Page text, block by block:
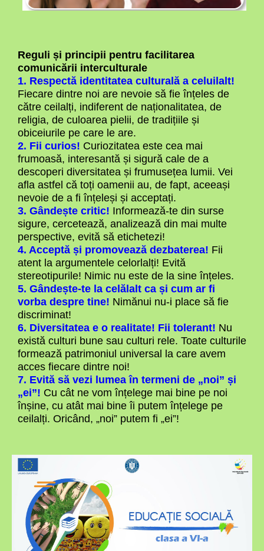
Reguli și principii pentru facilitarea
comunicării interculturale
1. Respectă identitatea culturală a celuilalt!
Fiecare dintre noi are nevoie să fie înțeles de
către ceilalți, indiferent de naționalitatea, de
religia, de culoarea pielii, de tradițiile și
obiceiurile pe care le are.
2. Fii curios! Curiozitatea este cea mai
frumoasă, interesantă și sigură cale de a
descoperi diversitatea și frumusețea lumii. Vei
afla astfel că toți oamenii au, de fapt, aceeași
nevoie de a fi înțeleși și acceptați.
3. Gândește critic! Informează-te din surse
sigure, cercetează, analizează din mai multe
perspective, evită să etichetezi!
4. Acceptă și promovează dezbaterea! Fii
atent la argumentele celorlalți! Evită
stereotipurile! Nimic nu este de la sine înțeles.
5. Gândește-te la celălalt ca și cum ar fi
vorba despre tine! Nimănui nu-i place să fie
discriminat!
6. Diversitatea e o realitate! Fii tolerant! Nu
există culturi bune sau culturi rele. Toate culturile
formează patrimoniul universal la care avem
acces fiecare dintre noi!
7. Evită să vezi lumea în termeni de „noi” și
„ei”! Cu cât ne vom înțelege mai bine pe noi
înșine, cu atât mai bine îi putem înțelege pe
ceilalți. Oricând, „noi” putem fi „ei”!